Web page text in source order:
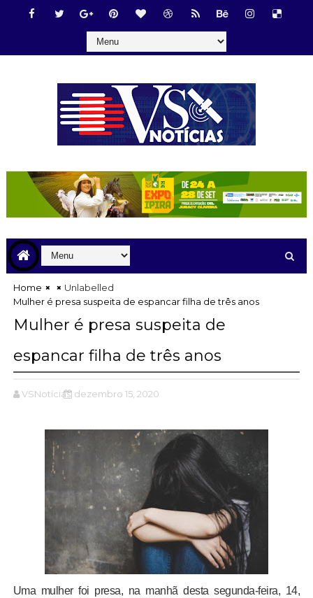
Home
Unlabelled
Mulher é presa suspeita de espancar filha de três anos
Mulher é presa suspeita de
espancar filha de três anos
VSNotícias dezembro 15, 2020
Uma mulher foi presa, na manhã desta segunda-feira, 14,